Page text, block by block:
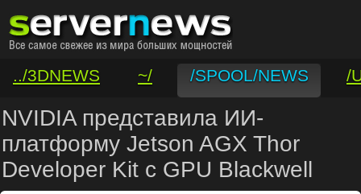
../3DNEWS ~/ /SPOOL/NEWS
/
/VAR/CONTACT
NVIDIA представила ИИ-
платформу Jetson AGX Thor
Developer Kit с GPU Blackwell